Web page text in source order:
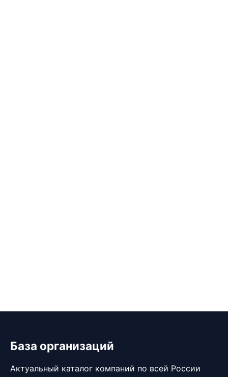
База организаций
Актуальный каталог компаний по всей России